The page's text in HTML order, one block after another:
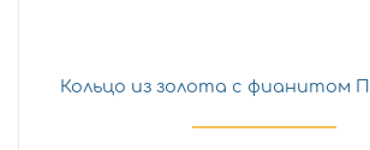
Кольцо из золота с фианитом